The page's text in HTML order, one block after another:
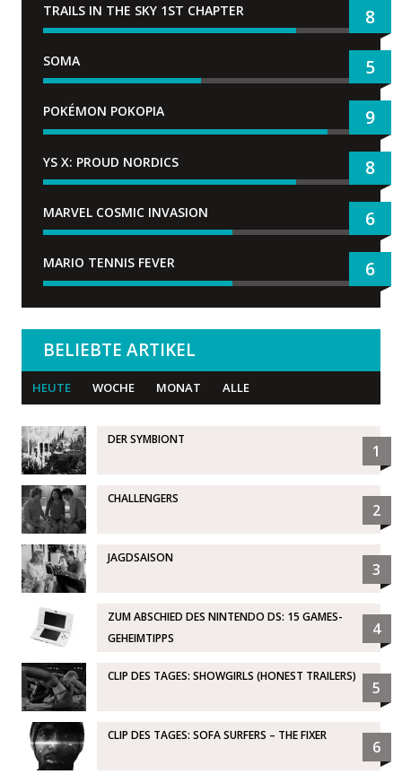
TRAILS IN THE SKY 1ST CHAPTER 8
SOMA 5
POKÉMON POKOPIA 9
YS X: PROUD NORDICS 8
MARVEL COSMIC INVASION 6
MARIO TENNIS FEVER 6
BELIEBTE ARTIKEL
HEUTE WOCHE MONAT ALLE
DER SYMBIONT
1
CHALLENGERS
2
JAGDSAISON
3
ZUM ABSCHIED DES NINTENDO DS: 15 GAMES-
GEHEIMTIPPS
4
CLIP DES TAGES: SHOWGIRLS (HONEST TRAILERS)
5
CLIP DES TAGES: SOFA SURFERS – THE FIXER
6